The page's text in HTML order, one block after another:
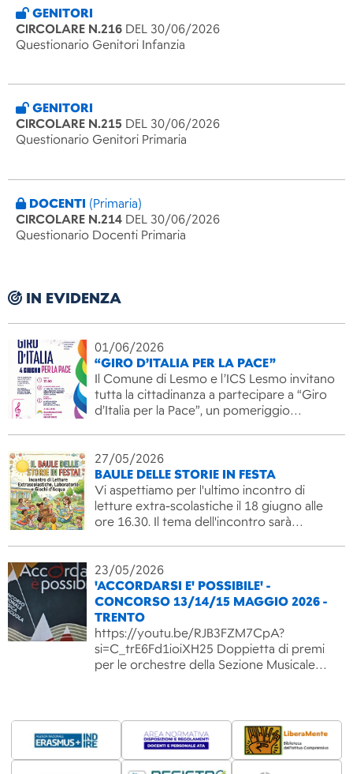
GENITORI
CIRCOLARE N.216 DEL 30/06/2026
Questionario Genitori Infanzia
GENITORI
CIRCOLARE N.215 DEL 30/06/2026
Questionario Genitori Primaria
DOCENTI (Primaria)
CIRCOLARE N.214 DEL 30/06/2026
Questionario Docenti Primaria
IN EVIDENZA
01/06/2026
“GIRO D’ITALIA PER LA PACE”
Il Comune di Lesmo e l’ICS Lesmo invitano
tutta la cittadinanza a partecipare a “Giro
d’Italia per la Pace”, un pomeriggio…
27/05/2026
BAULE DELLE STORIE IN FESTA
Vi aspettiamo per l'ultimo incontro di
letture extra-scolastiche il 18 giugno alle
ore 16.30. Il tema dell'incontro sarà…
23/05/2026
'ACCORDARSI E' POSSIBILE' -
CONCORSO 13/14/15 MAGGIO 2026 -
TRENTO
https://youtu.be/RJB3FZM7CpA?
si=C_trE6Fd1ioiXH25 Doppietta di premi
per le orchestre della Sezione Musicale…